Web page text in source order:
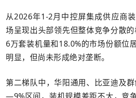
从2026年1-2月中控屏集成供应商
场呈现出头部领先但整体竞争分散
6万套装机量和18.0%的市场份额位
明显，但尚未形成绝对垄断。
第二梯队中，华阳通用、比亚迪及